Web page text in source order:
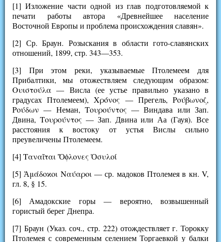
[1] Изложение части одной из глав подготовляемой к
печати работы автора «Древнейшее население
Восточной Европы и проблема происхождения славян».
[2] Ср. Браун. Розыскания в области гото-славянских
отношений, 1899, стр. 343—353.
[3] При этом реки, указываемые Птолемеем для
Прибалтики, мы отожествляем следующим образом:
Ουιστούλα — Висла (ее устье правильно указано в
градусах Птолемеем), Χρόνος — Прегель, Ρούβωνοζ,
Ρούδων — Неман, Τουρούντος — Виндава или Зап.
Двина, Τουρούντος — Зап. Двина или Аа (Гауя). Все
расстояния к востоку от устья Вислы сильно
преувеличены Птолемеем.
[4] Ταναῖται Ὄϕλονες Ὀσυλοί
[5] Ἀμάδοϰοι Ναύαροι — ср. мадоков Птолемея в кн. V,
гл. 8, § 15.
[6] Амадокские горы — вероятно, возвышенный
гористый берег Днепра.
[7] Браун (Указ. соч., стр. 222) отождествляет г. Торокку
Птолемея с современным селением Торгаевкой у балки